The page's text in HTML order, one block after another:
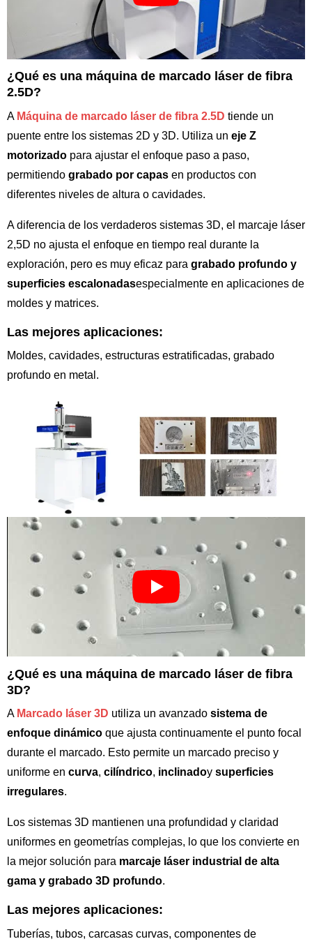
¿Qué es una máquina de marcado láser de fibra
2.5D?
A Máquina de marcado láser de fibra 2.5D tiende un
puente entre los sistemas 2D y 3D. Utiliza un eje Z
motorizado para ajustar el enfoque paso a paso,
permitiendo grabado por capas en productos con
diferentes niveles de altura o cavidades.
A diferencia de los verdaderos sistemas 3D, el marcaje láser
2,5D no ajusta el enfoque en tiempo real durante la
exploración, pero es muy eficaz para grabado profundo y
superficies escalonadasespecialmente en aplicaciones de
moldes y matrices.
Las mejores aplicaciones:
Moldes, cavidades, estructuras estratificadas, grabado
profundo en metal.
¿Qué es una máquina de marcado láser de fibra
3D?
A Marcado láser 3D utiliza un avanzado sistema de
enfoque dinámico que ajusta continuamente el punto focal
durante el marcado. Esto permite un marcado preciso y
uniforme en curva, cilíndrico, inclinadoy superficies
irregulares.
Los sistemas 3D mantienen una profundidad y claridad
uniformes en geometrías complejas, lo que los convierte en
la mejor solución para marcaje láser industrial de alta
gama y grabado 3D profundo.
Las mejores aplicaciones:
Tuberías, tubos, carcasas curvas, componentes de